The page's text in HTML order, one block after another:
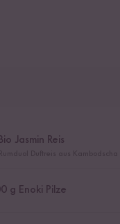
Jasmin Reis
g Enoki Pilze